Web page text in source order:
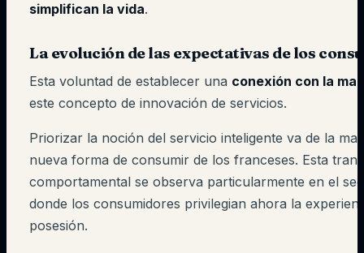
simplifican la vida.
La evolución de las expectativas de los
Esta voluntad de establecer una conexión con la
este concepto de innovación de servicios.
Priorizar la noción del servicio inteligente va de la
nueva forma de consumir de los franceses. Esta
comportamental se observa particularmente en el
donde los consumidores privilegian ahora la
posesión.